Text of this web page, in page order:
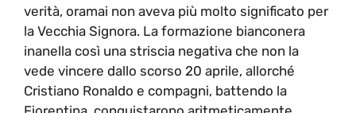
verità, oramai non aveva più molto significato per
la Vecchia Signora. La formazione bianconera
inanella così una striscia negativa che non la
vede vincere dallo scorso 20 aprile, allorché
Cristiano Ronaldo e compagni, battendo la